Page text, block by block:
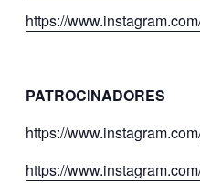
https://
PATROCINADORES
https://
https://